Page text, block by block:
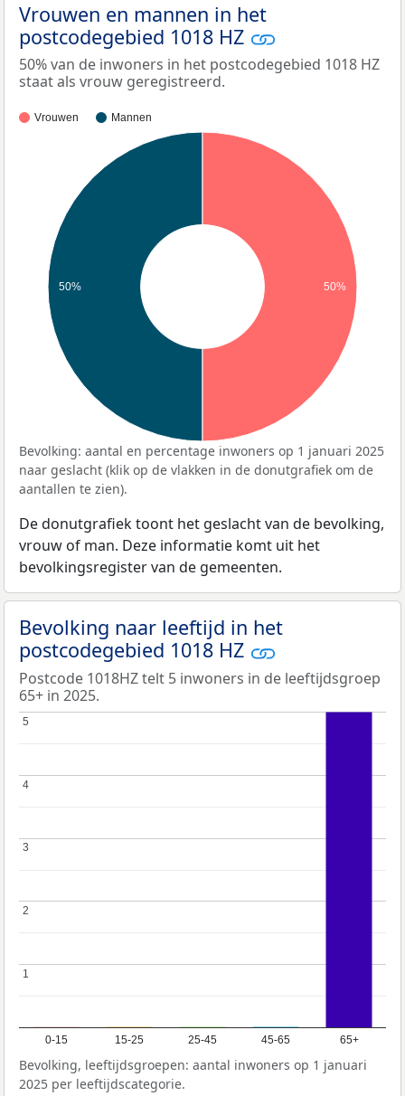
Vrouwen en mannen in het
postcodegebied 1018 HZ
50% van de inwoners in het postcodegebied 1018 HZ
staat als vrouw geregistreerd.
Vrouwen Mannen
50% 50%
Bevolking: aantal en percentage inwoners op 1 januari 2025
naar geslacht (klik op de vlakken in de donutgrafiek om de
aantallen te zien).
De donutgrafiek toont het geslacht van de bevolking,
vrouw of man. Deze informatie komt uit het
bevolkingsregister van de gemeenten.
Bevolking naar leeftijd in het
postcodegebied 1018 HZ
Postcode 1018HZ telt 5 inwoners in de leeftijdsgroep
65+ in 2025.
0-15 15-25 25-45 45-65 65+
11
2
2
3
3
4
4
5
5
Bevolking, leeftijdsgroepen: aantal inwoners op 1 januari
2025 per leeftijdscategorie.